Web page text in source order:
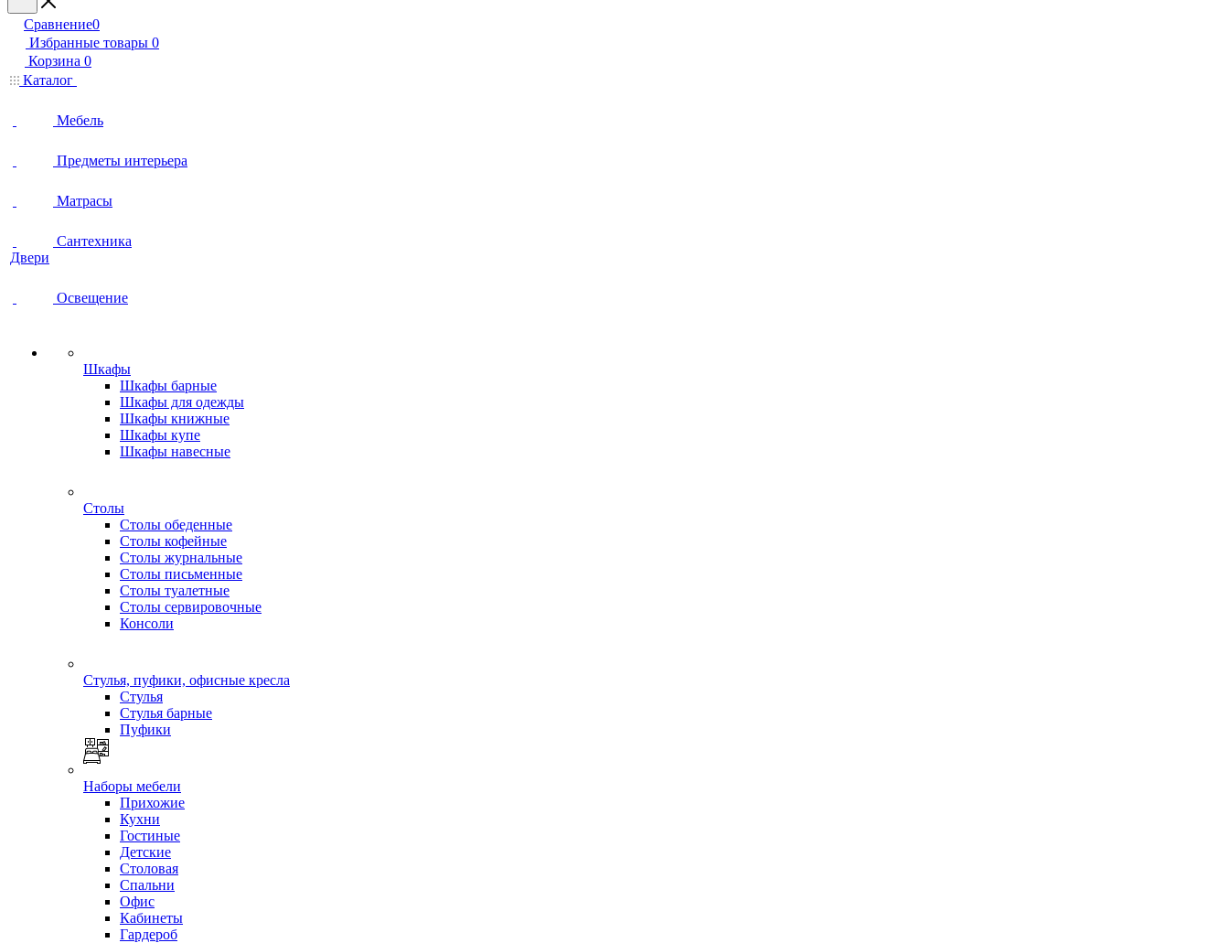
Сравнение0
Избранные товары 0
Корзина 0
Каталог
Мебель
Предметы интерьера
Матрасы
Сантехника
Двери
Освещение
Шкафы
Шкафы барные
Шкафы для одежды
Шкафы книжные
Шкафы купе
Шкафы навесные
Столы
Столы обеденные
Столы кофейные
Столы журнальные
Столы письменные
Столы туалетные
Столы сервировочные
Консоли
Стулья, пуфики, офисные кресла
Стулья
Стулья барные
Пуфики
Наборы мебели
Прихожие
Кухни
Гостиные
Детские
Столовая
Спальни
Офис
Кабинеты
Гардероб